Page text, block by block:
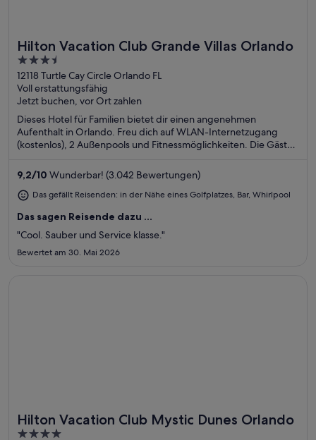
Toll für Golfer
Hilton Vacation Club Grande Villas Orlando
3.5
out
of
5
12118 Turtle Cay Circle Orlando FL
Voll erstattungsfähig
Jetzt buchen, vor Ort zahlen
Dieses Hotel für Familien bietet dir einen angenehmen
Aufenthalt in Orlando. Freu dich auf WLAN-Internetzugang
(kostenlos), 2 Außenpools und Fitnessmöglichkeiten. Die Gäste
Bewertungen. Einige beliebte Sehenswürdigkeiten –
Einkaufszentrum Orlando Vineland Premium Outlets und Disney
Springs™ – befinden sich in der Nähe.
9,2/10 Wunderbar! (3.042 Bewertungen)
Das gefällt Reisenden: in der Nähe eines Golfplatzes, Bar, Whirlpool
Das sagen Reisende dazu ...
"Cool. Sauber und Service klasse."
Bewertet am 30. Mai 2026
Toll für Golfer
Hilton Vacation Club Mystic Dunes Orlando
4